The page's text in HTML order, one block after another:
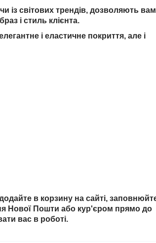
із світових трендів, дозволяють вам
і стиль клієнта.
і еластичне покриття, але і
в корзину на сайті,
Нової Пошти або кур'єром прямо до
вас в роботі.